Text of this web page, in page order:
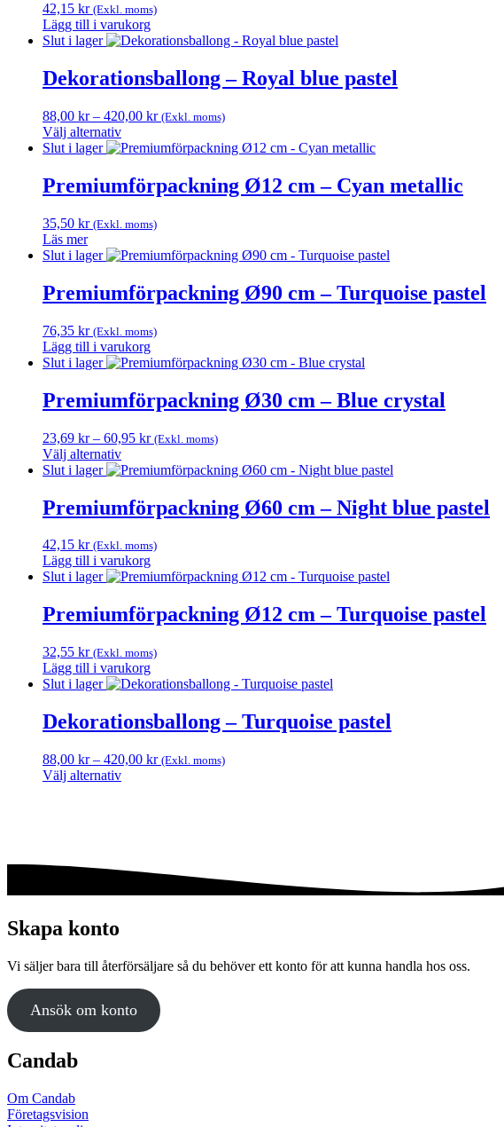
42,15 kr (Exkl. moms)
Lägg till i varukorg
Slut i lager
Dekorationsballong – Royal blue pastel
88,00 kr – 420,00 krPrisintervall:
till
(Exkl. moms)
Välj alternativ
Den
produkten
har
varianter.
De
olika
kan
väljas
på
produktsidan
Slut i lager
Premiumförpackning Ø12 cm – Cyan metallic
35,50 kr (Exkl. moms)
Läs mer
Slut i lager
Premiumförpackning Ø90 cm – Turquoise pastel
76,35 kr (Exkl. moms)
Lägg till i varukorg
Slut i lager
Premiumförpackning Ø30 cm – Blue crystal
23,69 kr – 60,95 krPrisintervall:
till
(Exkl. moms)
Välj alternativ
Den
produkten
har
varianter.
De
olika
kan
väljas
på
produktsidan
Slut i lager
Premiumförpackning Ø60 cm – Night blue pastel
42,15 kr (Exkl. moms)
Lägg till i varukorg
Slut i lager
Premiumförpackning Ø12 cm – Turquoise pastel
32,55 kr (Exkl. moms)
Lägg till i varukorg
Slut i lager
Dekorationsballong – Turquoise pastel
88,00 kr – 420,00 krPrisintervall:
(Exkl. moms)
Välj alternativ
varianter.
alternativen
kan
på
Skapa konto
Vi säljer bara till återförsäljare så du behöver ett konto för att kunna handla hos oss.
Ansök om konto
Candab
Om Candab
Företagsvision